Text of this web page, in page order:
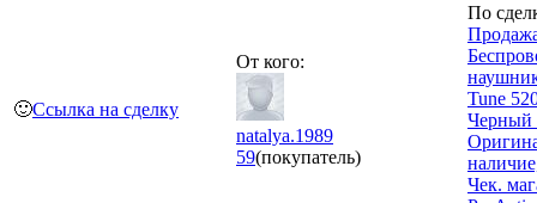
🙂Ссылка на сделку
От кого:
natalya.1989
59(покупатель)
По
Tune
Черный
Чек.